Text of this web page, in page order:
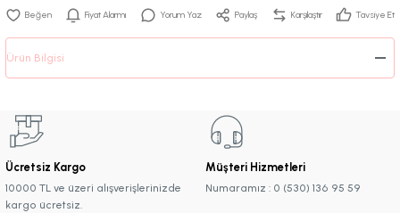
Fiyat Alarmı Yorum Yaz Paylaş Karşılaştır Tavsiye Et
Ürün Bilgisi
Ücretsiz Kargo
10000 TL ve üzeri alışverişlerinizde
kargo ücretsiz.
Müşteri Hizmetleri
Numaramız : 0 (530) 136 95 59